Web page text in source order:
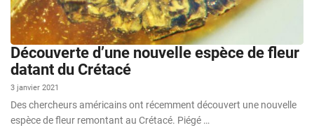
Découverte d’une nouvelle espèce de fleur
datant du Crétacé
3 janvier 2021
Des chercheurs américains ont récemment découvert une nouvelle
espèce de fleur remontant au Crétacé. Piégé …